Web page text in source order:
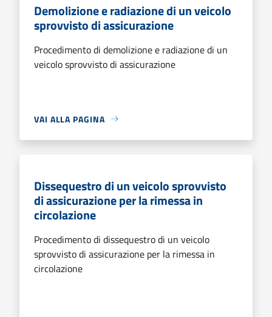
Demolizione e radiazione di un veicolo
sprovvisto di assicurazione
Procedimento di demolizione e radiazione di un
veicolo sprovvisto di assicurazione
VAI ALLA PAGINA
Dissequestro di un veicolo sprovvisto
di assicurazione per la rimessa in
circolazione
Procedimento di dissequestro di un veicolo
sprovvisto di assicurazione per la rimessa in
circolazione